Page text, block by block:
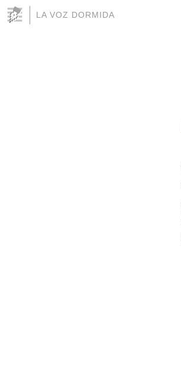
LA VOZ DORMIDA